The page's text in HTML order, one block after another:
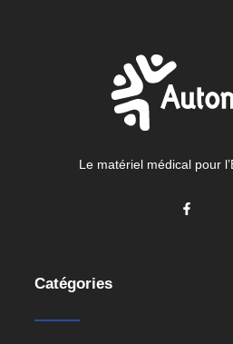
Le matériel médical pour
Catégories